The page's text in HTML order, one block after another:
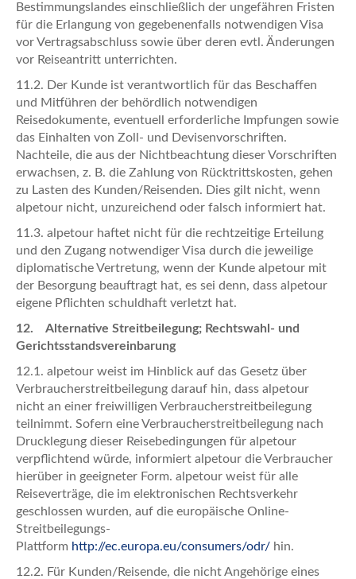
Bestimmungslandes einschließlich der ungefähren Fristen
für die Erlangung von gegebenenfalls notwendigen Visa
vor Vertragsabschluss sowie über deren evtl. Änderungen
vor Reiseantritt unterrichten.
11.2. Der Kunde ist verantwortlich für das Beschaffen
und Mitführen der behördlich notwendigen
Reisedokumente, eventuell erforderliche Impfungen sowie
das Einhalten von Zoll- und Devisenvorschriften.
Nachteile, die aus der Nicht­beachtung dieser Vorschriften
erwachsen, z. B. die Zahlung von Rücktrittskosten, gehen
zu Lasten des Kunden/Reisenden. Dies gilt nicht, wenn
alpetour nicht, unzureichend oder falsch informiert hat.
11.3. alpetour haftet nicht für die rechtzeitige Erteilung
und den Zugang notwendiger Visa durch die jeweilige
diplomatische Vertretung, wenn der Kunde alpetour mit
der Besorgung beauftragt hat, es sei denn, dass alpetour
eigene Pflichten schuldhaft verletzt hat.
12. Alternative Streitbeilegung; Rechtswahl- und
Gerichtsstandsvereinbarung
12.1. alpetour weist im Hinblick auf das Gesetz über
Verbraucherstreitbeilegung darauf hin, dass alpetour
nicht an einer freiwilligen Verbraucherstreitbeilegung
teilnimmt. Sofern eine Verbraucherstreitbeilegung nach
Drucklegung dieser Reisebedingungen für alpetour
verpflichtend würde, informiert alpetour die Verbraucher
hierüber in geeigneter Form. alpetour weist für alle
Reiseverträge, die im elektronischen Rechtsverkehr
geschlossen wurden, auf die europäische Online-
Streitbeilegungs-
Plattform http://ec.europa.eu/consumers/odr/ hin.
12.2. Für Kunden/Reisende, die nicht Angehörige eines